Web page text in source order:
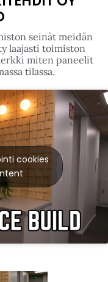
OY
seinät meidän
laajasti toimiston
miten paneelit
tilassa.